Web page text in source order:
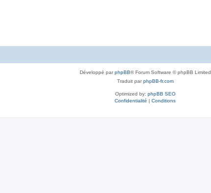
Développé parphpBB® Forum Software © phpBB Limited
Traduit parphpBB-fr.com
Optimized by: phpBB SEO
Confidentialité | Conditions